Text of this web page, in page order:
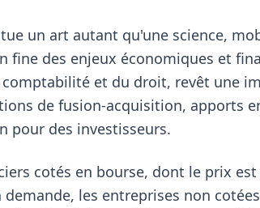
un art autant qu'une science,
fine des enjeux économiques et
et du droit, revêt une
de fusion-acquisition, apports
pour des investisseurs.
cotés en bourse, dont le prix
les entreprises non